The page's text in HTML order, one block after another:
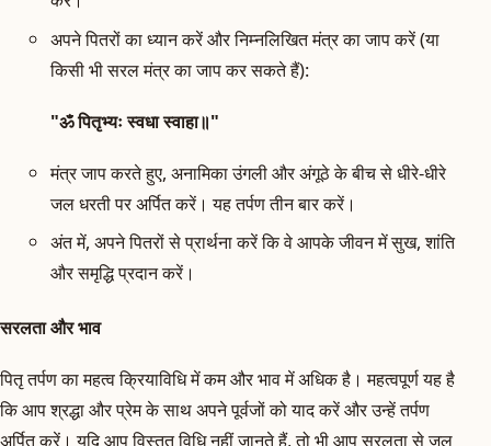
अपने पितरों का ध्यान करें और निम्नलिखित मंत्र का जाप करें (या
किसी भी सरल मंत्र का जाप कर सकते हैं):
"ॐ पितृभ्यः स्वधा स्वाहा॥"
मंत्र जाप करते हुए, अनामिका उंगली और अंगूठे के बीच से धीरे-धीरे
जल धरती पर अर्पित करें। यह तर्पण तीन बार करें।
अंत में, अपने पितरों से प्रार्थना करें कि वे आपके जीवन में सुख, शांति
और समृद्धि प्रदान करें।
सरलता और भाव
पितृ तर्पण का महत्व क्रियाविधि में कम और भाव में अधिक है। महत्वपूर्ण यह है
कि आप श्रद्धा और प्रेम के साथ अपने पूर्वजों को याद करें और उन्हें तर्पण
अर्पित करें। यदि आप विस्तृत विधि नहीं जानते हैं, तो भी आप सरलता से जल